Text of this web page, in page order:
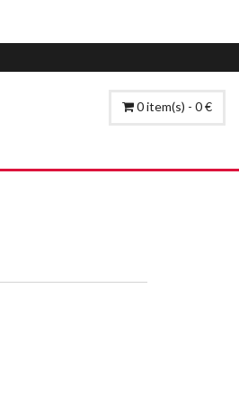
0 item(s) - 0 €